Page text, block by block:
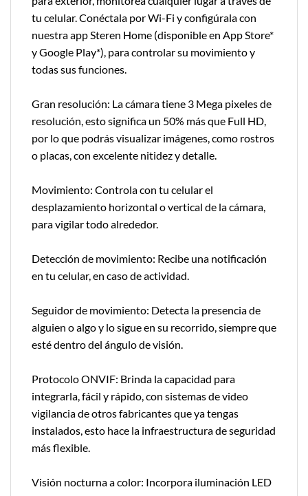
tu celular. Conéctala por Wi-Fi y configúrala con
nuestra app Steren Home (disponible en App Store*
y Google Play*), para controlar su movimiento y
todas sus funciones.
Gran resolución: La cámara tiene 3 Mega pixeles de
resolución, esto significa un 50% más que Full HD,
por lo que podrás visualizar imágenes, como rostros
o placas, con excelente nitidez y detalle.
Movimiento: Controla con tu celular el
desplazamiento horizontal o vertical de la cámara,
para vigilar todo alrededor.
Detección de movimiento: Recibe una notificación
en tu celular, en caso de actividad.
Seguidor de movimiento: Detecta la presencia de
alguien o algo y lo sigue en su recorrido, siempre que
esté dentro del ángulo de visión.
Protocolo ONVIF: Brinda la capacidad para
integrarla, fácil y rápido, con sistemas de video
vigilancia de otros fabricantes que ya tengas
instalados, esto hace la infraestructura de seguridad
más flexible.
Visión nocturna a color: Incorpora iluminación LED